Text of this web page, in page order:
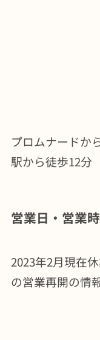
プロムナードか
駅から徒歩12分
営業日・営業
2023年2月現在
の営業再開の情